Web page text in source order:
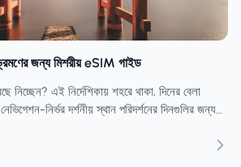
জন্য মিশরীয় eSIM গাইড
নিচ্ছেন? এই নির্দেশিকায় শহরে থাকা, দিনের বেলা
নির্ভর দর্শনীয় স্থান পরিদর্শনের দিনগুলির জন্য